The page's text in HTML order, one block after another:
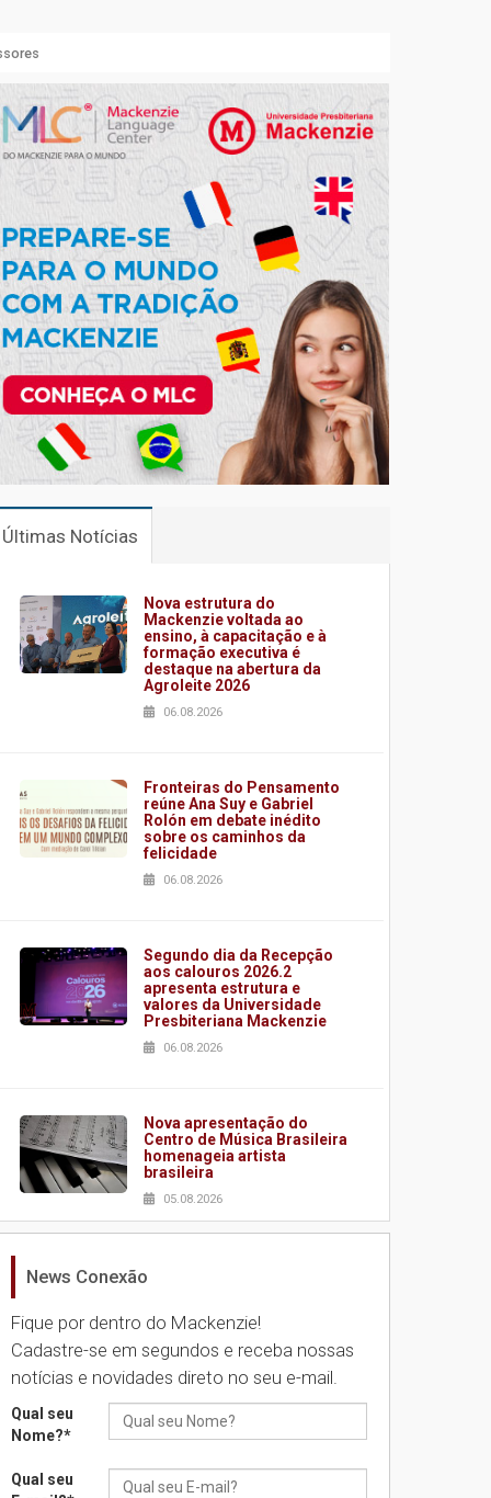
Últimas Notícias
Nova estrutura do
Mackenzie voltada ao
ensino, à capacitação e à
formação executiva é
destaque na abertura da
Agroleite 2026
06.08.2026
Fronteiras do Pensamento
reúne Ana Suy e Gabriel
Rolón em debate inédito
sobre os caminhos da
felicidade
06.08.2026
Segundo dia da Recepção
aos calouros 2026.2
apresenta estrutura e
valores da Universidade
Presbiteriana Mackenzie
06.08.2026
Nova apresentação do
Centro de Música Brasileira
homenageia artista
brasileira
05.08.2026
Universidade Mackenzie
Seminário discute desafios
das novas tecnologias em
sistemas solares
04.08.2026
News Conexão
Fique por dentro do Mackenzie!
Cadastre-se em segundos e receba nossas
notícias e novidades direto no seu e-mail.
Qual seu
Nome?*
Qual seu